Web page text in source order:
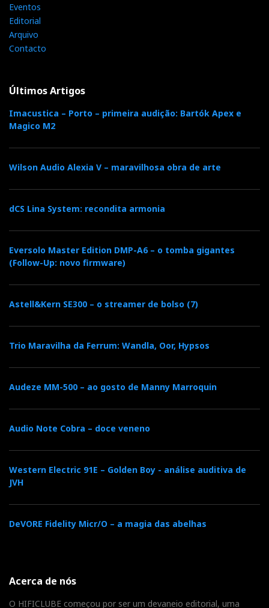
Eventos
Editorial
Arquivo
Contacto
Últimos Artigos
Imacustica – Porto – primeira audição: Bartók Apex e
Magico M2
Wilson Audio Alexia V – maravilhosa obra de arte
dCS Lina System: recondita armonia
Eversolo Master Edition DMP-A6 – o tomba gigantes
(Follow-Up: novo firmware)
Astell&Kern SE300 – o streamer de bolso (7)
Trio Maravilha da Ferrum: Wandla, Oor, Hypsos
Audeze MM-500 – ao gosto de Manny Marroquin
Audio Note Cobra – doce veneno
Western Electric 91E – Golden Boy - análise auditiva de
JVH
DeVORE Fidelity Micr/O – a magia das abelhas
Acerca de nós
O HIFICLUBE começou por ser um devaneio editorial, uma